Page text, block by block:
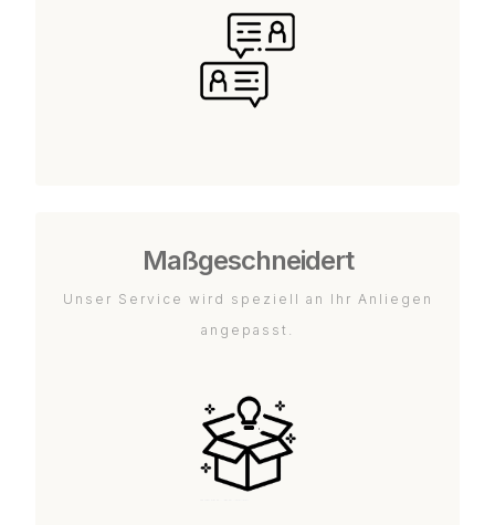
Maßgeschneidert
Unser Service wird speziell an Ihr Anliegen
angepasst.